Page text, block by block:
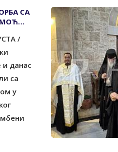
СА
/
и данас
са
у